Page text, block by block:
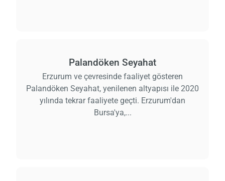
Palandöken Seyahat
Erzurum ve çevresinde faaliyet gösteren
Palandöken Seyahat, yenilenen altyapısı ile 2020
yılında tekrar faaliyete geçti. Erzurum'dan
Bursa'ya,...